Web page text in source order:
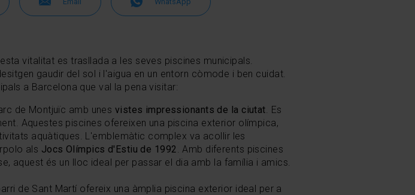
vitalitat es trasllada a les seves piscines municipals.
gaudir del sol i l'aigua en un entorn còmode i ben cuidat.
a Barcelona que val la pena visitar:
de Montjuïc amb unes vistes impressionants de la ciutat . Es
Aquestes piscines ofereixen una piscina exterior olímpica,
aquàtiques. L'emblemàtic complex va acollir les
als Jocs Olímpics d'Estiu de 1992
Amb diferents piscines
aquest és un lloc ideal per passar el dia amb la família i amics.
de Sant Martí ofereix una àmplia piscina exterior ideal per a